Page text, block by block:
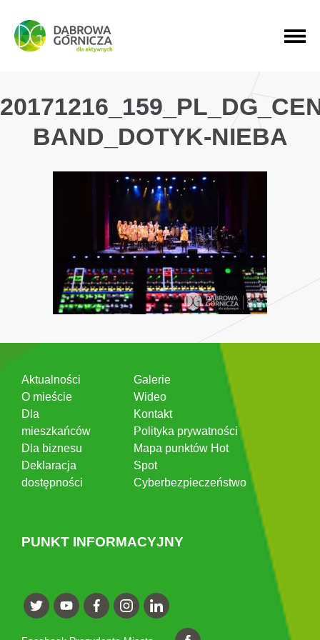
PRZEJDŹ DO MENU GŁÓWNEGO
PRZEJDŹ DO WYSZUKIWARKI
PRZEJDŹ DO TREŚCI
BAND_DOTYK-NIEBA
Aktualności
O mieście
Dla
mieszkańców
Dla biznesu
Deklaracja
dostępności
Galerie
Wideo
Kontakt
Polityka prywatności
Mapa punktów Hot
Spot
Cyberbezpieczeństwo
PUNKT INFORMACYJNY